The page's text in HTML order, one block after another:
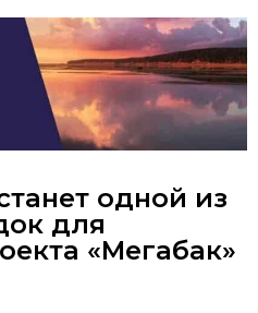
одной из
для
«Мегабак»